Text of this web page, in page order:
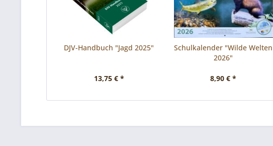
DJV-Handbuch "Jagd 2025"
13,75 € *
Schulkalender "Wilde Welten
2026"
8,90 € *